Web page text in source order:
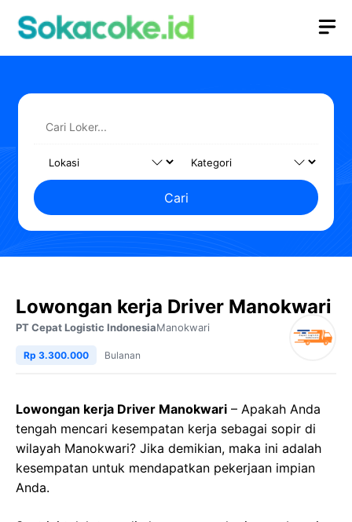
Cari
Lowongan kerja Driver Manokwari
PT Cepat Logistic IndonesiaManokwari
Rp 3.300.000 Bulanan
Lowongan kerja Driver Manokwari – Apakah Anda
tengah mencari kesempatan kerja sebagai sopir di
wilayah Manokwari? Jika demikian, maka ini adalah
kesempatan untuk mendapatkan pekerjaan impian
Anda.